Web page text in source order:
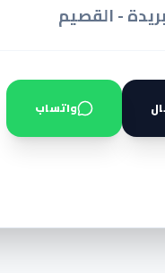
- القصيم
واتساب